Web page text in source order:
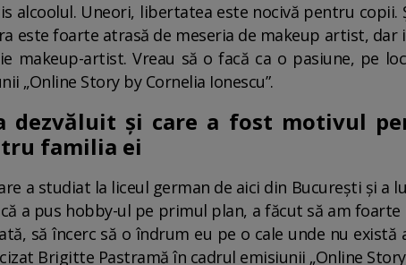
alcoolul. Uneori, libertatea este nocivă pentru copii.
este foarte atrasă de meseria de makeup artist,
makeup-artist. Vreau să o facă ca o pasiune, pe
„Online Story by Cornelia Ionescu”.
dezvăluit și care a fost motivul
familia ei
a studiat la liceul german de aici din București și
a pus hobby-ul pe primul plan, a făcut să am
să încerc să o îndrum eu pe o cale unde nu
Brigitte Pastramă în cadrul emisiunii „Online Story